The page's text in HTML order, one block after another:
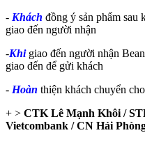
- Khách đồng ý sản phẩm sau
giao đến người nhận
-Khigiao đến người nhận
giao đến để gửi khách
- Hoàn thiện khách chuyển
+ > CTK Lê Mạnh Khôi /
Vietcombank / CN Hải